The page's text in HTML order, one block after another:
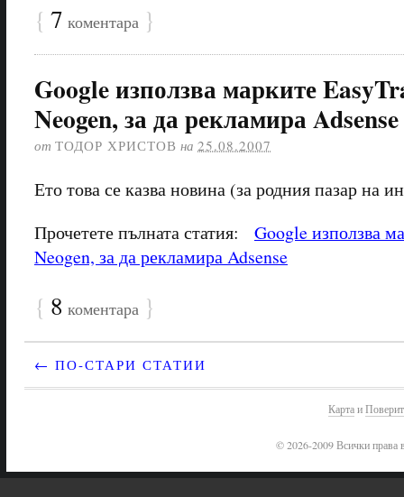
{ 7 коментара }
Google използва марките
Neogen, за да рекламира Adsense
от ТОДОР ХРИСТОВ на 25.08.2007
Ето това се казва новина (за родния пазар на
Прочетете пълната статия: Google използва
Neogen, за да рекламира Adsense
{ 8 коментара }
← ПО-СТАРИ СТАТИИ
Картаи
© 2026-2009 Всички права